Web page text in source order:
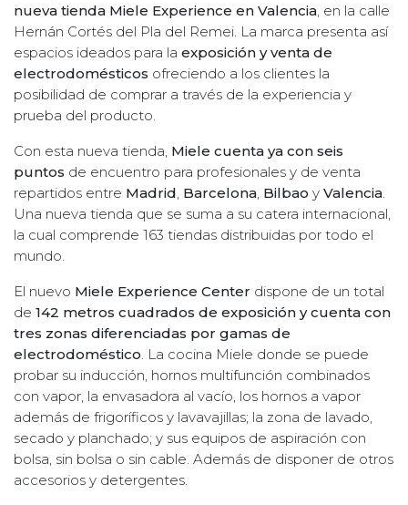
nueva tienda Miele Experience en Valencia , en la calle
Hernán Cortés del Pla del Remei. La marca presenta así
espacios ideados para la exposición y venta de
electrodomésticos ofreciendo a los clientes la
posibilidad de comprar a través de la experiencia y
prueba del producto.
Con esta nueva tienda, Miele cuenta ya con seis
puntos de encuentro para profesionales y de venta
repartidos entre Madrid Barcelona Bilbao y Valencia
Una nueva tienda que se suma a su catera internacional,
la cual comprende 163 tiendas distribuidas por todo el
mundo.
El nuevo Miele Experience Center dispone de un total
de 142 metros cuadrados de exposición y cuenta con
tres zonas diferenciadas por gamas de
electrodoméstico . La cocina Miele donde se puede
probar su inducción, hornos multifunción combinados
con vapor, la envasadora al vacío, los hornos a vapor
además de frigoríficos y lavavajillas; la zona de lavado,
secado y planchado; y sus equipos de aspiración con
bolsa, sin bolsa o sin cable. Además de disponer de otros
accesorios y detergentes.